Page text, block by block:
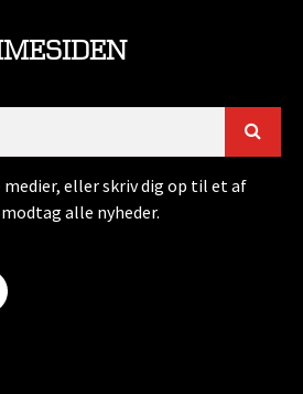
medier, eller skriv dig op til et af
alle nyheder.